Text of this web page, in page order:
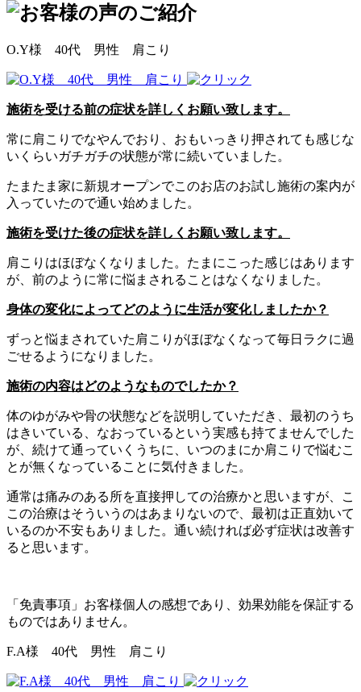
O.Y様 40代 男性 肩こり
施術を受ける前の症状を詳しくお願い致します。
常に肩こりでなやんでおり、おもいっきり押されても感じな
いくらいガチガチの状態が常に続いていました。
たまたま家に新規オープンでこのお店のお試し施術の案内が
入っていたので通い始めました。
施術を受けた後の症状を詳しくお願い致します。
肩こりはほぼなくなりました。たまにこった感じはあります
が、前のように常に悩まされることはなくなりました。
身体の変化によってどのように生活が変化しましたか？
ずっと悩まされていた肩こりがほぼなくなって毎日ラクに過
ごせるようになりました。
施術の内容はどのようなものでしたか？
体のゆがみや骨の状態などを説明していただき、最初のうち
はきいている、なおっているという実感も持てませんでした
が、続けて通っていくうちに、いつのまにか肩こりで悩むこ
とが無くなっていることに気付きました。
通常は痛みのある所を直接押しての治療かと思いますが、こ
この治療はそういうのはあまりないので、最初は正直効いて
いるのか不安もありました。通い続ければ必ず症状は改善す
ると思います。
「免責事項」お客様個人の感想であり、効果効能を保証する
ものではありません。
F.A様 40代 男性 肩こり